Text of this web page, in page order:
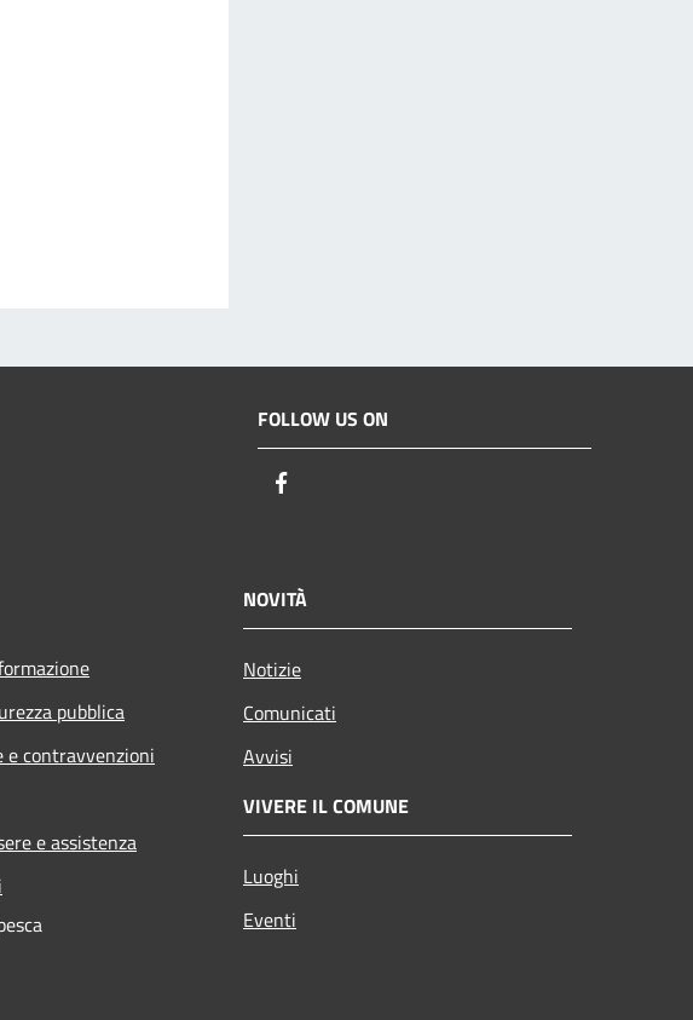
FOLLOW US ON
pubblica
e contravvenzioni
e assistenza
NOVITÀ
Notizie
Comunicati
Avvisi
VIVERE IL COMUNE
Luoghi
Eventi